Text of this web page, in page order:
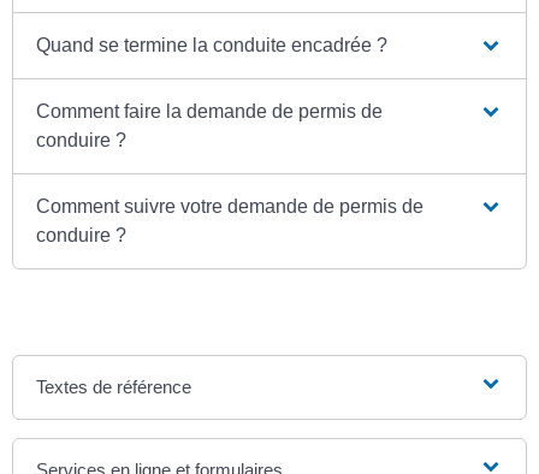
Quand se termine la conduite encadrée ?
Comment faire la demande de permis de
conduire ?
Comment suivre votre demande de permis de
conduire ?
Textes de référence
Services en ligne et formulaires